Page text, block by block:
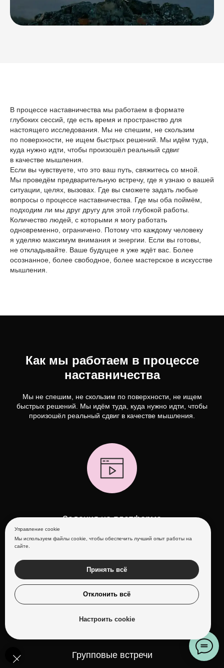
В процессе наставничества мы работаем в формате
глубоких сессий, где есть время и пространство для
настоящего исследования. Мы не спешим, не скользим
по поверхности, не ищем быстрых решений. Мы идём туда,
куда нужно идти, чтобы произошёл реальный сдвиг
в качестве мышления.
Если вы чувствуете, что это ваш путь, свяжитесь со мной.
Мы проведём предварительную встречу, где я узнаю о вашей
ситуации, целях, вызовах. Где вы сможете задать любые
вопросы о процессе наставничества. Где мы оба поймём,
подходим ли мы друг другу для этой глубокой работы.
Количество людей, с которыми я могу работать
одновременно, ограничено. Потому что каждому человеку
я уделяю максимум внимания и энергии. Если вы готовы,
не откладывайте. Ваше будущее я уже ждёт вас. Более
осознанное, более свободное, более мастерское в искусстве
мышления.
Как мы работаем в процессе
наставничества
Мы не спешим, не скользим по поверхности, не ищем
быстрых решений. Мы идём туда, куда нужно идти, чтобы
произошёл реальный сдвиг в качестве мышления.
Задания на платформе
Готовые задания, подобранные под ваш бизнес.
Групповые встречи
Управление cookie
Мы используем файлы cookie, чтобы обеспечить лучший опыт работы на
сайте.
Принять всё
Отклонить всё
Настроить cookie